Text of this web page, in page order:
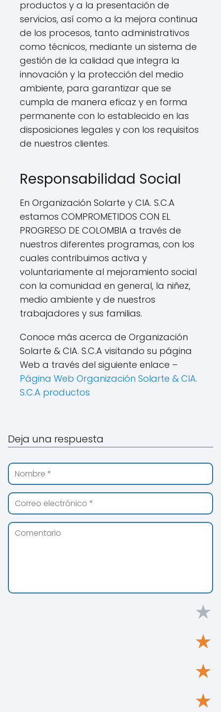
productos y a la presentación de
servicios, así como a la mejora continua
de los procesos, tanto administrativos
como técnicos, mediante un sistema de
gestión de la calidad que integra la
innovación y la protección del medio
ambiente, para garantizar que se
cumpla de manera eficaz y en forma
permanente con lo establecido en las
disposiciones legales y con los requisitos
de nuestros clientes.
Responsabilidad Social
En Organización Solarte y CIA. S.C.A
estamos COMPROMETIDOS CON EL
PROGRESO DE COLOMBIA a través de
nuestros diferentes programas, con los
cuales contribuimos activa y
voluntariamente al mejoramiento social
con la comunidad en general, la niñez,
medio ambiente y de nuestros
trabajadores y sus familias.
Conoce más acerca de Organización
Solarte & CIA. S.C.A visitando su página
Web a través del siguiente enlace –
Página Web Organización Solarte & CIA.
S.C.A productos
Deja una respuesta
★
★
★
★